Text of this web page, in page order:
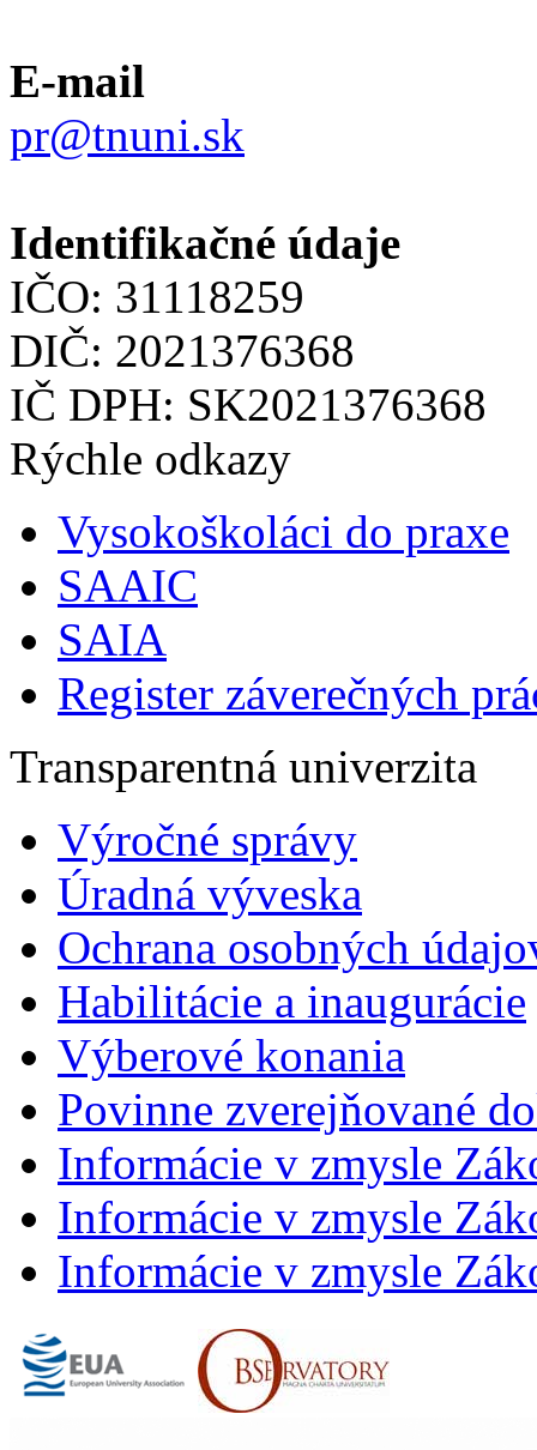
E-mail
pr@tnuni.sk
Identifikačné údaje
IČO: 31118259
DIČ: 2021376368
IČ DPH: SK2021376368
Rýchle odkazy
Vysokoškoláci do praxe
SAAIC
SAIA
Register záverečných
Transparentná univerzita
Výročné správy
Úradná výveska
Ochrana osobných
Habilitácie a inaugurácie
Výberové konania
Povinne zverejňované
Informácie v zmysle
Informácie v zmysle
Informácie v zmysle